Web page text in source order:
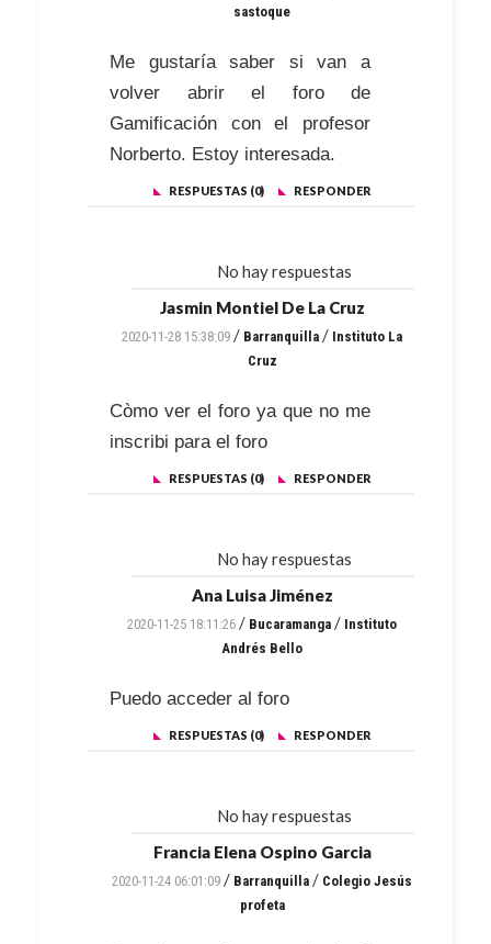
sastoque
Me gustaría saber si van a
volver abrir el foro de
Gamificación con el profesor
Norberto. Estoy interesada.
RESPUESTAS (0) RESPONDER
No hay respuestas
Jasmin Montiel De La Cruz
2020-11-28 15:38:09 / Barranquilla / Instituto La
Cruz
Còmo ver el foro ya que no me
inscribi para el foro
RESPUESTAS (0) RESPONDER
No hay respuestas
Ana Luisa Jiménez
2020-11-25 18:11:26 / Bucaramanga / Instituto
Andrés Bello
Puedo acceder al foro
RESPUESTAS (0) RESPONDER
No hay respuestas
Francia Elena Ospino Garcia
2020-11-24 06:01:09 / Barranquilla / Colegio Jesús
profeta